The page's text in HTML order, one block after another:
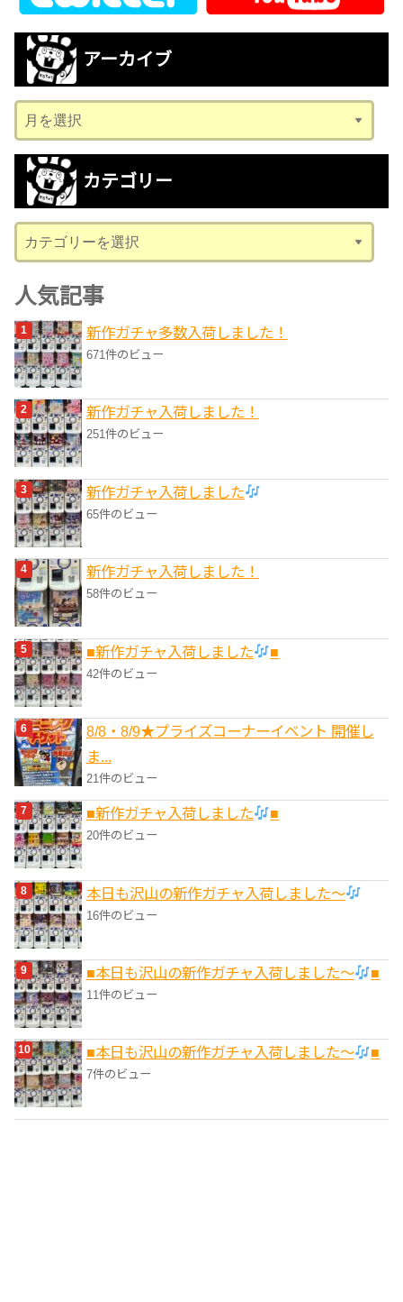
アーカイブ
ー
カ
ブ
カテゴリー
テ
ゴ
リ
ー
人気記事
新作ガチャ多数入荷しました！
671件のビュー
新作ガチャ入荷しました！
251件のビュー
新作ガチャ入荷しました
65件のビュー
新作ガチャ入荷しました！
58件のビュー
■新作ガチャ入荷しました ■
42件のビュー
8/8・8/9★プライズコーナーイベント 開催し
ま...
21件のビュー
■新作ガチャ入荷しました ■
20件のビュー
本日も沢山の新作ガチャ入荷しました〜
16件のビュー
■本日も沢山の新作ガチャ入荷しました〜 ■
11件のビュー
■本日も沢山の新作ガチャ入荷しました〜 ■
7件のビュー